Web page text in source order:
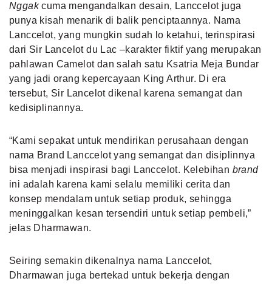
Nggakcuma mengandalkan desain, Lanccelot juga
punya kisah menarik di balik penciptaannya. Nama
Lanccelot, yang mungkin sudah lo ketahui, terinspirasi
dari Sir Lancelot du Lac –karakter fiktif yang merupakan
pahlawan Camelot dan salah satu Ksatria Meja Bundar
yang jadi orang kepercayaan King Arthur. Di era
tersebut, Sir Lancelot dikenal karena semangat dan
kedisiplinannya.
“Kami sepakat untuk mendirikan perusahaan dengan
nama Brand Lanccelot yang semangat dan disiplinnya
bisa menjadi inspirasi bagi Lanccelot. Kelebihan brand
ini adalah karena kami selalu memiliki cerita dan
konsep mendalam untuk setiap produk, sehingga
meninggalkan kesan tersendiri untuk setiap pembeli,”
jelas Dharmawan.
Seiring semakin dikenalnya nama Lanccelot,
Dharmawan juga bertekad untuk bekerja dengan